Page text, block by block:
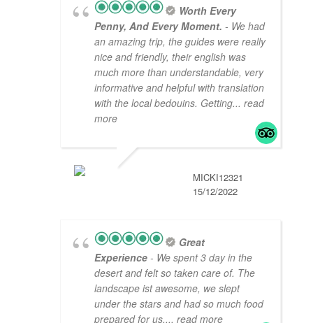
Worth Every
Penny, And Every Moment. - We had
an amazing trip, the guides were really
nice and friendly, their english was
much more than understandable, very
informative and helpful with translation
with the local bedouins. Getting... read
more
MICKI12321
15/12/2022
Great
Experience - We spent 3 day in the
desert and felt so taken care of. The
landscape ist awesome, we slept
under the stars and had so much food
prepared for us.... read more